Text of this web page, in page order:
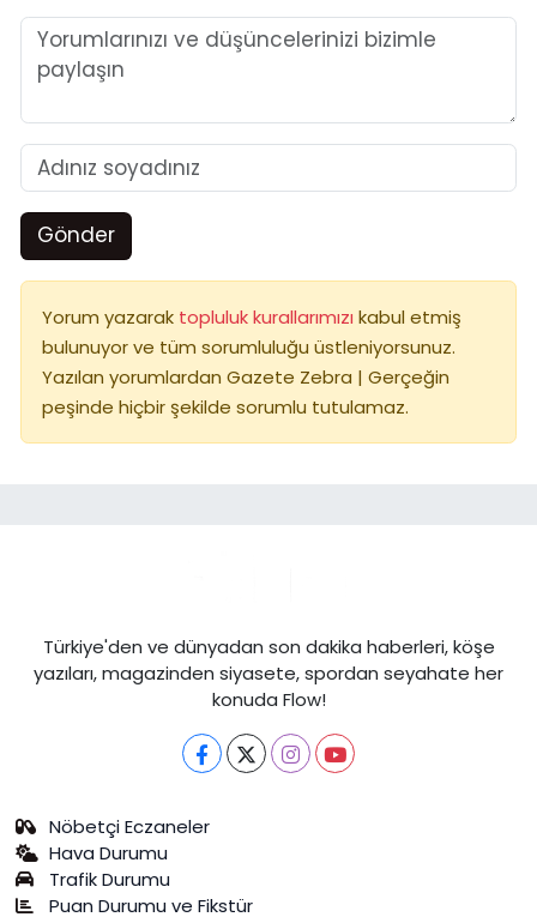
Gönder
Yorum yazarak topluluk kurallarımızı kabul etmiş
bulunuyor ve tüm sorumluluğu üstleniyorsunuz.
Yazılan yorumlardan Gazete Zebra | Gerçeğin
peşinde hiçbir şekilde sorumlu tutulamaz.
Türkiye'den ve dünyadan son dakika haberleri, köşe
yazıları, magazinden siyasete, spordan seyahate her
konuda Flow!
Nöbetçi Eczaneler
Hava Durumu
Trafik Durumu
Puan Durumu ve Fikstür